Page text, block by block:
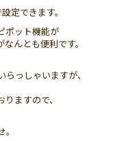
定できます。
ポット機能が
んとも便利です。
っしゃいますが、
ますので、